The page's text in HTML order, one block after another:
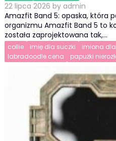
22 lipca 2026 by admin
Amazfit Band 5: opaska, która
organizmu Amazfit Band 5 to
została zaprojektowana tak,…
collie imię dla suczki imiona
labradoodle cena
papużki